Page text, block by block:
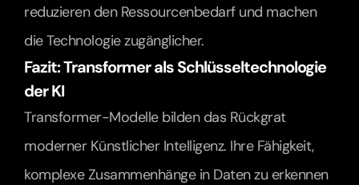
reduzieren den Ressourcenbedarf und machen
die Technologie zugänglicher.
Fazit: Transformer als Schlüsseltechnologie
der KI
Transformer-Modelle bilden das Rückgrat
moderner Künstlicher Intelligenz. Ihre Fähigkeit,
komplexe Zusammenhänge in Daten zu erkennen